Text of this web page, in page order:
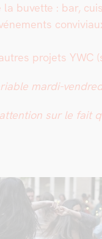
buvette : bar,
pro­jets YWC
mar­di-
sur le fait